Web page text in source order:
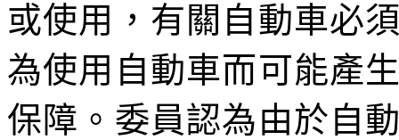
或使用，有關自動車必
為使用自動車而可能產
保障。委員認為由於自